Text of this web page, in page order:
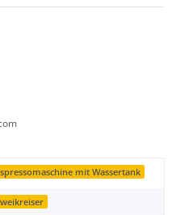
mit Wassertank